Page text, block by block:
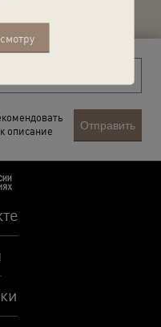
описание
Отправить